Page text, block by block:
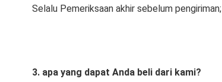
Selalu Pemeriksaan akhir sebelum pengiriman;
3. apa yang dapat Anda beli dari kami?